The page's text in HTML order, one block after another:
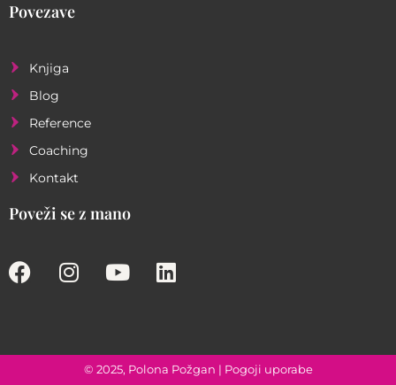
Povezave
Knjiga
Blog
Reference
Coaching
Kontakt
Poveži se z mano
© 2025, Polona Požgan | Pogoji uporabe